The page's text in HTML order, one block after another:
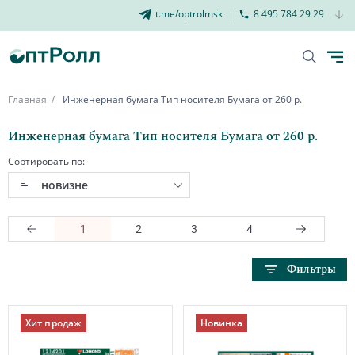
t.me/optrolmsk 8 495 784 29 29
Главная Инженерная бумага Тип носителя Бумага от 260 р.
Инженерная бумага Тип носителя Бумага от 260 р.
Сортировать по:
новизне
1 2 3 4
Фильтры
Хит продаж Новинка